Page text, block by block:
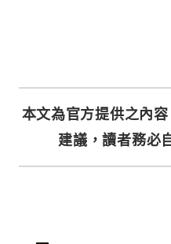
本文為官方提供之內
建議，讀者務必